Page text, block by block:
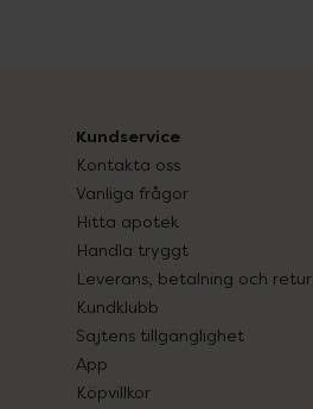
Kundservice
Kontakta oss
Vanliga frågor
Hitta apotek
Handla tryggt
Leverans, betalning och retur
Kundklubb
Sajtens tillgänglighet
App
Köpvillkor